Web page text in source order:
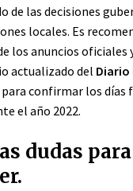
de las decisiones
locales. Es
los anuncios oficiales
actualizado del Diario
para confirmar los días
el año 2022.
dudas para